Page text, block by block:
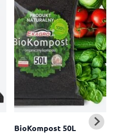
BioKompost 50L